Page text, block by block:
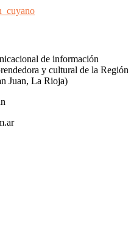
de información
y cultural de la Región
Juan, La Rioja)